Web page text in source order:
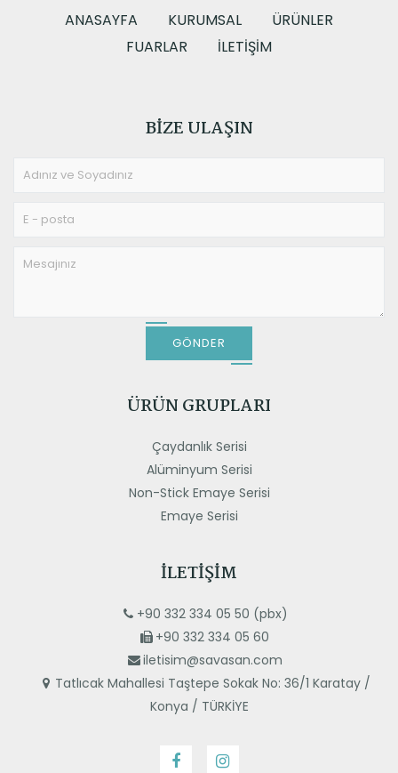
ANASAYFA
KURUMSAL
ÜRÜNLER
FUARLAR
İLETIŞIM
BIZE ULAŞIN
GÖNDER
ÜRÜN GRUPLARI
Çaydanlık Serisi
Alüminyum Serisi
Non-Stick Emaye Serisi
Emaye Serisi
İLETIŞIM
+90 332 334 05 50 (pbx)
+90 332 334 05 60
iletisim@savasan.com
Tatlıcak Mahallesi Taştepe Sokak No: 36/1 Karatay /
Konya / TÜRKİYE